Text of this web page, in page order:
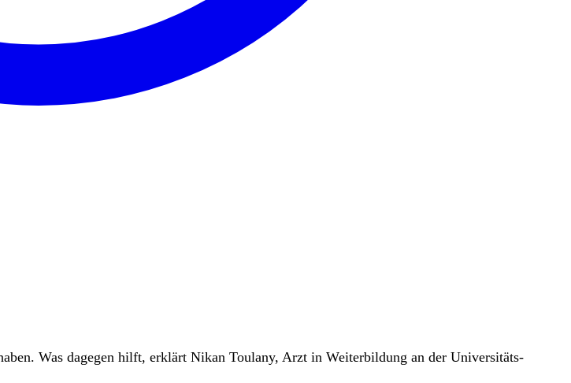
Was dagegen hilft, erklärt Nikan Toulany, Arzt in Weiterbildung an der Universitäts-